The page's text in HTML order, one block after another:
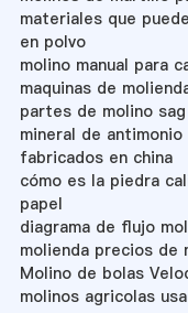
materiales que
en polvo
molino manual para
maquinas de
partes de molino sag
mineral de
fabricados en china
cómo es la piedra
papel
diagrama de flujo
molienda precios de
Molino de bolas
molinos agricolas